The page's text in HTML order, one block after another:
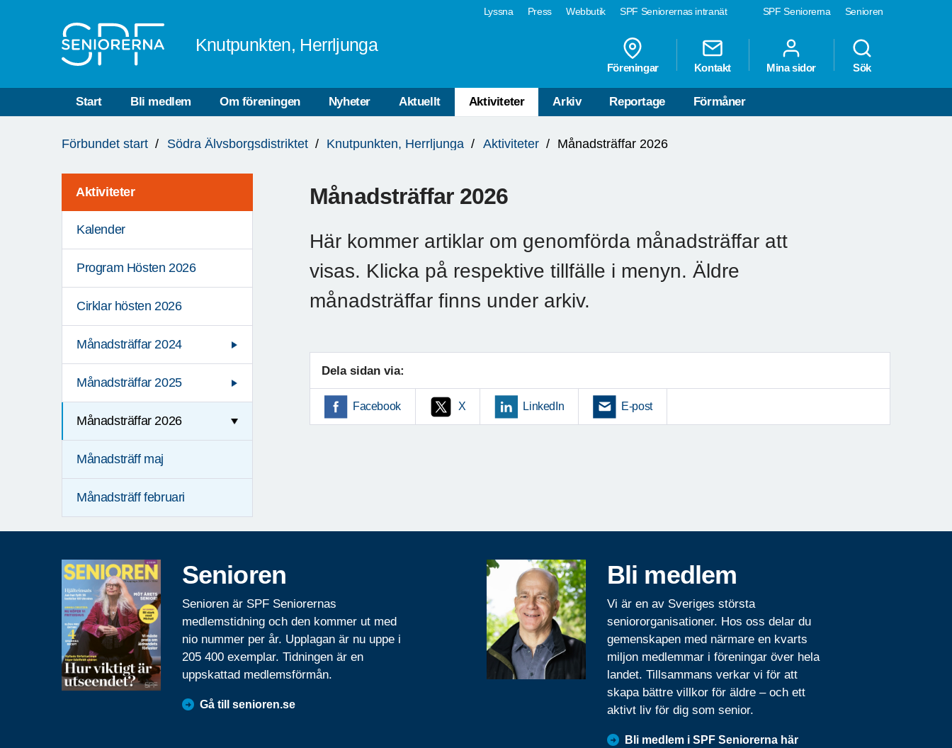
SPF Seniorerna Senioren
Lyssna Press Webbutik SPF Seniorernas intranät
Knutpunkten, Herrljunga
Föreningar Kontakt Mina sidor Sök
Start Bli medlem Om föreningen Nyheter Aktuellt Aktiviteter Arkiv Reportage Förmåner
är
Förbundet start Södra Älvsborgsdistriktet Knutpunkten, Herrljunga Aktiviteter Månadsträffar 2026
Aktiviteter
Kalender
Program Hösten 2026
Cirklar hösten 2026
Månadsträffar 2024
Månadsträffar 2025
Månadsträffar 2026
Månadsträff maj
Månadsträff februari
Månadsträffar 2026
Här kommer artiklar om genomförda månadsträffar att
visas. Klicka på respektive tillfälle i menyn. Äldre
månadsträffar finns under arkiv.
Dela sidan via:
Facebook X LinkedIn E-post
Senioren
Senioren är SPF Seniorernas
medlemstidning och den kommer ut med
nio nummer per år. Upplagan är nu uppe i
205 400 exemplar. Tidningen är en
uppskattad medlemsförmån.
Gå till senioren.se
Bli medlem
Vi är en av Sveriges största
seniororganisationer. Hos oss delar du
gemenskapen med närmare en kvarts
miljon medlemmar i föreningar över hela
landet. Tillsammans verkar vi för att
skapa bättre villkor för äldre – och ett
aktivt liv för dig som senior.
Bli medlem i SPF Seniorerna här